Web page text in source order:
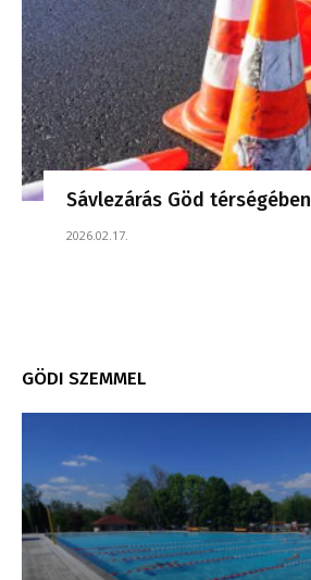
Sávlezárás Göd térségében
2026.02.17.
GÖDI SZEMMEL